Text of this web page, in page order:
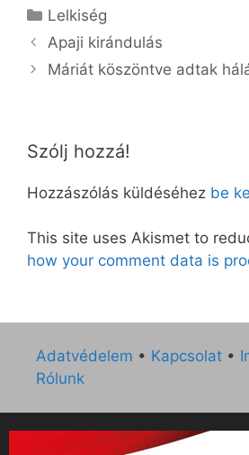
Kategória
Lelkiség
Apaji kirándulás
Máriát köszöntve adtak
Szólj hozzá!
Hozzászólás küldéséhez be
This site uses Akismet to
how your comment data is
Adatvédelem • Kapcsolat •
Rólunk